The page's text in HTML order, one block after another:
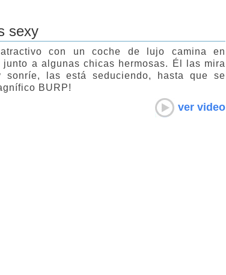
sexy
con un coche de lujo camina en
junto a algunas chicas hermosas. Él las mira
las está seduciendo, hasta que se
BURP!
ver video